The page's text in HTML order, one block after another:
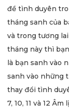
đề tình duyên
tháng sanh của
và trong tương
tháng này thì
là bạn sanh vào
sanh vào những
thay đổi tình
7, 10, 11 và 12